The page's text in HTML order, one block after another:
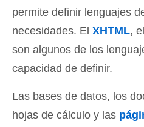
permite definir lenguajes
necesidades. El XHTML, el
son algunos de los
capacidad de definir.
Las bases de datos, los
hojas de cálculo y las